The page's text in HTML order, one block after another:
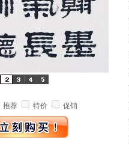
推荐 特价 促销